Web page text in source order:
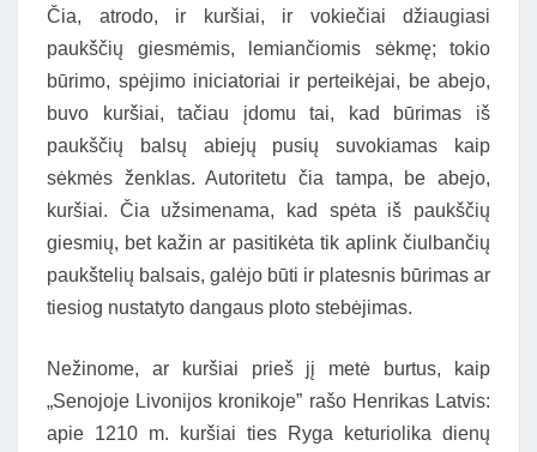
Čia, atrodo, ir kuršiai, ir vokiečiai džiaugiasi
paukščių giesmėmis, lemiančiomis sėkmę; tokio
būrimo, spėjimo iniciatoriai ir perteikėjai, be abejo,
buvo kuršiai, tačiau įdomu tai, kad būrimas iš
paukščių balsų abiejų pusių suvokiamas kaip
sėkmės ženklas. Autoritetu čia tampa, be abejo,
kuršiai. Čia užsimenama, kad spėta iš paukščių
giesmių, bet kažin ar pasitikėta tik aplink čiulbančių
paukštelių balsais, galėjo būti ir platesnis būrimas ar
tiesiog nustatyto dangaus ploto stebėjimas.
Nežinome, ar kuršiai prieš jį metė burtus, kaip
„Senojoje Livonijos kronikoje” rašo Henrikas Latvis:
apie 1210 m. kuršiai ties Ryga keturiolika dienų